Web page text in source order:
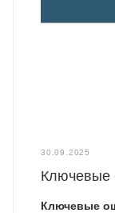
30.09.2025
Ключевые
Ключевые